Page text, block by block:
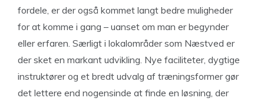
fordele, er der også kommet langt bedre muligheder
for at komme i gang – uanset om man er begynder
eller erfaren. Særligt i lokalområder som Næstved er
der sket en markant udvikling. Nye faciliteter, dygtige
instruktører og et bredt udvalg af træningsformer gør
det lettere end nogensinde at finde en løsning, der